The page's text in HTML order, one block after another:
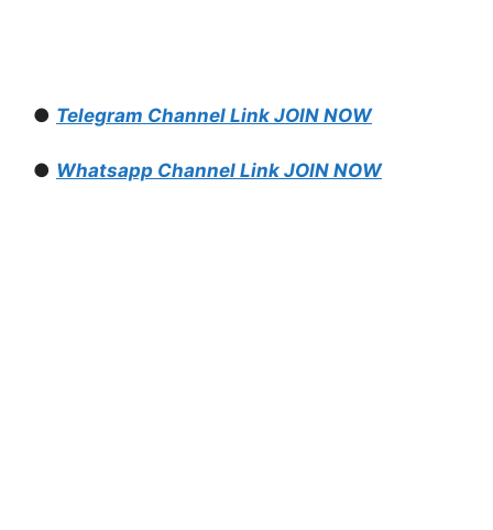
● Telegram Channel Link JOIN NOW
● Whatsapp Channel Link JOIN NOW